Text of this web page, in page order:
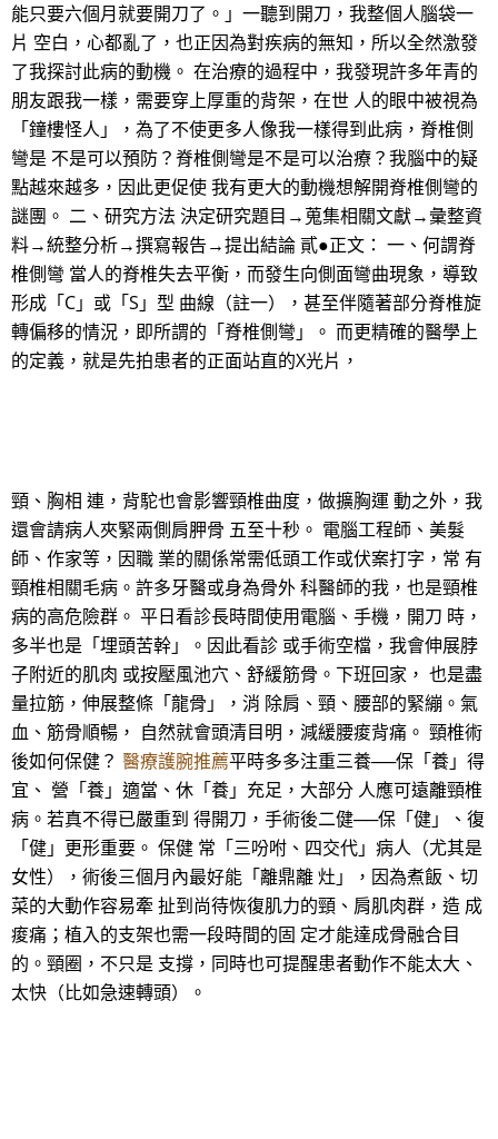
能只要六個月就要開刀了。」一聽到開刀，我整個人腦袋一
片 空白，心都亂了，也正因為對疾病的無知，所以全然激發
了我探討此病的動機。 在治療的過程中，我發現許多年青的
朋友跟我一樣，需要穿上厚重的背架，在世 人的眼中被視為
「鐘樓怪人」，為了不使更多人像我一樣得到此病，脊椎側
彎是 不是可以預防？脊椎側彎是不是可以治療？我腦中的疑
點越來越多，因此更促使 我有更大的動機想解開脊椎側彎的
謎團。 二、研究方法 決定研究題目→蒐集相關文獻→彙整資
料→統整分析→撰寫報告→提出結論 貳●正文： 一、何謂脊
椎側彎 當人的脊椎失去平衡，而發生向側面彎曲現象，導致
形成「C」或「S」型 曲線（註一），甚至伴隨著部分脊椎旋
轉偏移的情況，即所謂的「脊椎側彎」。 而更精確的醫學上
的定義，就是先拍患者的正面站直的X光片，
頸、胸相 連，背駝也會影響頸椎曲度，做擴胸運 動之外，我
還會請病人夾緊兩側肩胛骨 五至十秒。 電腦工程師、美髮
師、作家等，因職 業的關係常需低頭工作或伏案打字，常 有
頸椎相關毛病。許多牙醫或身為骨外 科醫師的我，也是頸椎
病的高危險群。 平日看診長時間使用電腦、手機，開刀 時，
多半也是「埋頭苦幹」。因此看診 或手術空檔，我會伸展脖
子附近的肌肉 或按壓風池穴、舒緩筋骨。下班回家， 也是盡
量拉筋，伸展整條「龍骨」，消 除肩、頸、腰部的緊繃。氣
血、筋骨順暢， 自然就會頭清目明，減緩腰痠背痛。 頸椎術
後如何保健？ 醫療護腕推薦平時多多注重三養──保「養」得
宜、 營「養」適當、休「養」充足，大部分 人應可遠離頸椎
病。若真不得已嚴重到 得開刀，手術後二健──保「健」、復
「健」更形重要。 保健 常「三吩咐、四交代」病人（尤其是
女性），術後三個月內最好能「離鼎離 灶」，因為煮飯、切
菜的大動作容易牽 扯到尚待恢復肌力的頸、肩肌肉群，造 成
痠痛；植入的支架也需一段時間的固 定才能達成骨融合目
的。頸圈，不只是 支撐，同時也可提醒患者動作不能太大、
太快（比如急速轉頭）。